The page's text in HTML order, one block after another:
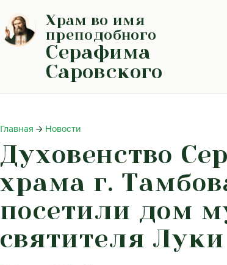
содержимому
Храм во имя
преподобного
Серафима
Саровского
Главная → Новости
Духовенство
храма г.
посетили дом
святителя